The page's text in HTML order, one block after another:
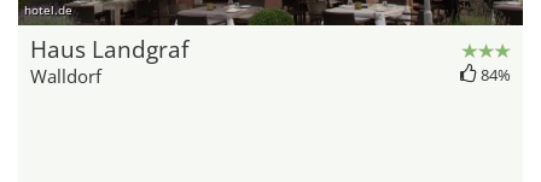
hotel.de
Haus Landgraf
Walldorf 84%